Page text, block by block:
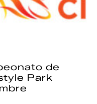
de
Park